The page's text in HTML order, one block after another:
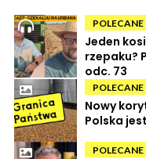
POLECANE
Jeden
rzepaku?
odc. 73
POLECANE
Nowy
Polska
POLECANE